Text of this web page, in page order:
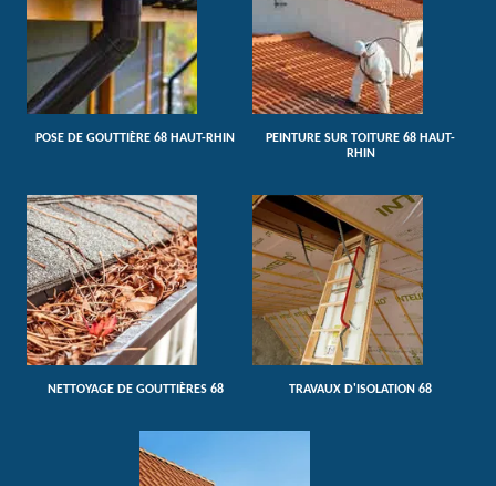
POSE DE GOUTTIÈRE 68 HAUT-RHIN
PEINTURE SUR TOITURE 68 HAUT-
RHIN
NETTOYAGE DE GOUTTIÈRES 68 TRAVAUX D'ISOLATION 68